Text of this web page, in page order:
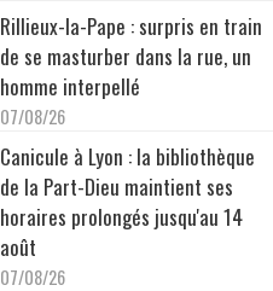
Rillieux-la-Pape : surpris en train
de se masturber dans la rue, un
homme interpellé
07/08/26
Canicule à Lyon : la bibliothèque
de la Part-Dieu maintient ses
horaires prolongés jusqu'au 14
août
07/08/26